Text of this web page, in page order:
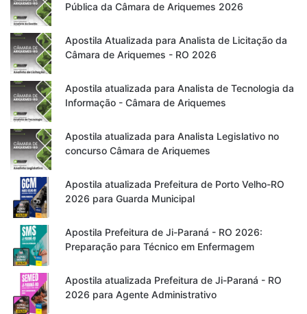
Pública da Câmara de Ariquemes 2026
Apostila Atualizada para Analista de Licitação da
Câmara de Ariquemes - RO 2026
Apostila atualizada para Analista de Tecnologia da
Informação - Câmara de Ariquemes
Apostila atualizada para Analista Legislativo no
concurso Câmara de Ariquemes
Apostila atualizada Prefeitura de Porto Velho-RO
2026 para Guarda Municipal
Apostila Prefeitura de Ji-Paraná - RO 2026:
Preparação para Técnico em Enfermagem
Apostila atualizada Prefeitura de Ji-Paraná - RO
2026 para Agente Administrativo